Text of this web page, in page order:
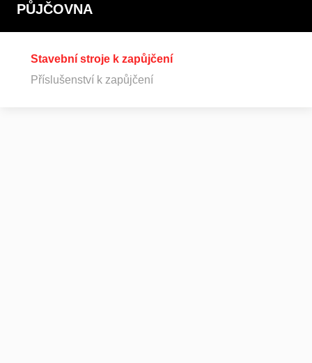
PŮJČOVNA
Stavební stroje k zapůjčení
Příslušenství k zapůjčení